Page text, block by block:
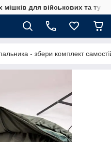
мішків для військових та
- збери комплект